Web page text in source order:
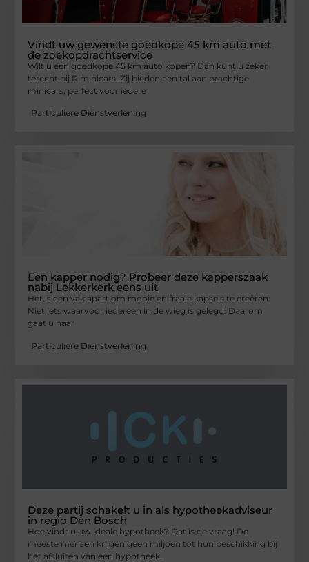
Vindt uw gewenste goedkope 45 km auto met
de zoekopdrachtservice
Wilt u een goedkope 45 km auto kopen? Dan kunt u zeker
terecht bij Riminicars. Zij bieden een tal aan prachtige
minicars, perfect voor iedere
Particuliere Dienstverlening
Een kapper nodig? Probeer deze kapperszaak
nabij Lekkerkerk eens uit
Het is een vak apart om mooie en fraaie kapsels te creëren.
Niet iets waarvoor iedereen in de wieg is gelegd. Daarom
gaat u naar
Particuliere Dienstverlening
Deze partij schakelt u in als hypotheekadviseur
in regio Den Bosch
Hoe vindt u uw ideale hypotheek? Dat is de vraag! De
meeste mensen krijgen geen miljoen tot hun beschikking bij
het afsluiten van een hypotheek,